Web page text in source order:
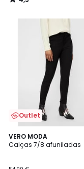
/
Outlet
VERO MODA
Calças 7/8 afuniladas
4,7
/ 5